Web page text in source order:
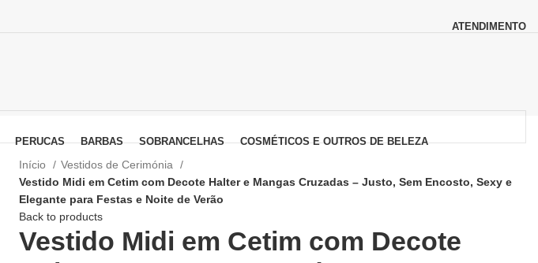
ATENDIMENTO
PERUCAS BARBAS SOBRANCELHAS
COSMÉTICOS E OUTROS DE BELEZA
Início
Vestidos de Cerimónia
Vestido Midi em Cetim com Decote Halter e Mangas Cruzadas – Justo, Sem Encosto, Sexy e
Elegante para Festas e Noite de Verão
Back to products
Vestido Midi em Cetim com Decote